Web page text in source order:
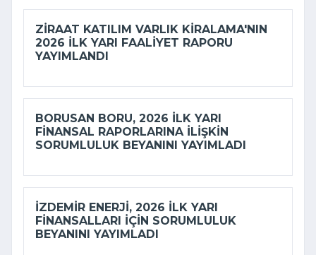
ZIRAAT KATILIM VARLIK KIRALAMA'NIN
2026 ILK YARI FAALIYET RAPORU
YAYIMLANDI
BORUSAN BORU, 2026 ILK YARI
FINANSAL RAPORLARINA ILIŞKIN
SORUMLULUK BEYANINI YAYIMLADI
İZDEMİR ENERJI, 2026 ILK YARI
FINANSALLARI IÇIN SORUMLULUK
BEYANINI YAYIMLADI